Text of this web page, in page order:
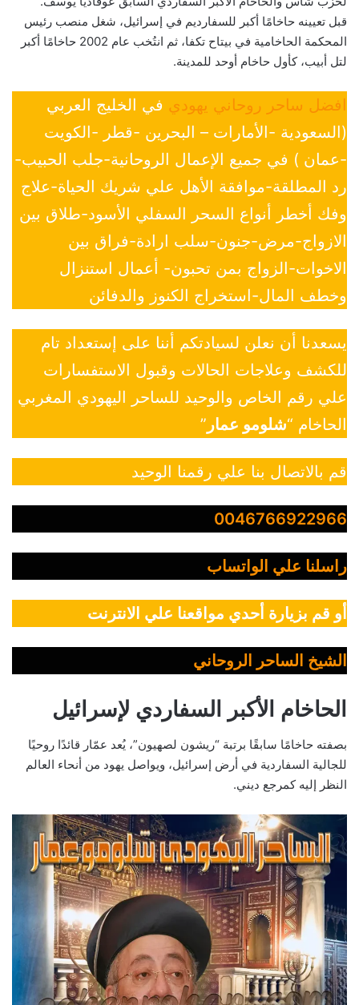
قبل تعيينه حاخامًا أكبر للسفارديم في إسرائيل، شغل منصب رئيس
المحكمة الحاخامية في بيتاح تكفا، ثم انتُخب عام 2002 حاخامًا أكبر
لتل أبيب، كأول حاخام أوحد للمدينة.
افضل ساحر روحاني يهودي في الخليج العربي
(السعودية -الأمارات – البحرين -قطر -الكويت
-عمان ) في جميع الإعمال الروحانية-جلب الحبيب-
رد المطلقة-موافقة الأهل علي شريك الحياة-علاج
وفك أخطر أنواع السحر السفلي الأسود-طلاق بين
الازواج-مرض-جنون-سلب ارادة-فراق بين
الاخوات-الزواج بمن تحبون- أعمال استنزال
وخطف المال-استخراج الكنوز والدفائن
يسعدنا أن نعلن لسيادتكم أننا على إستعداد تام
للكشف وعلاجات الحالات وقبول الاستفسارات
علي رقم الخاص والوحيد للساحر اليهودي المغربي
الحاخام “شلومو عمار ”
قم بالاتصال بنا علي رقمنا الوحيد
0046766922966
راسلنا علي الواتساب
أو قم بزيارة أحدي مواقعنا علي الانترنت
الشيخ الساحر الروحاني
الحاخام الأكبر السفاردي لإسرائيل
بصفته حاخامًا سابقًا برتبة “ريشون لصهيون”، يُعد عمّار قائدًا روحيًا
للجالية السفاردية في أرض إسرائيل، ويواصل يهود من أنحاء العالم
النظر إليه كمرجع ديني.